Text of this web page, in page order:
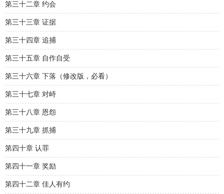
第三十二章 约会
第三十三章 证据
第三十四章 追捕
第三十五章 自作自受
第三十六章 下落（修改版，必看）
第三十七章 对峙
第三十八章 恩怨
第三十九章 抓捕
第四十章 认罪
第四十一章 奖励
第四十二章 佳人有约